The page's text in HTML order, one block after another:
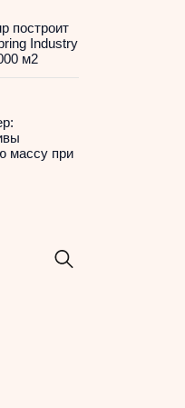
построит
Industry
м2
массу при